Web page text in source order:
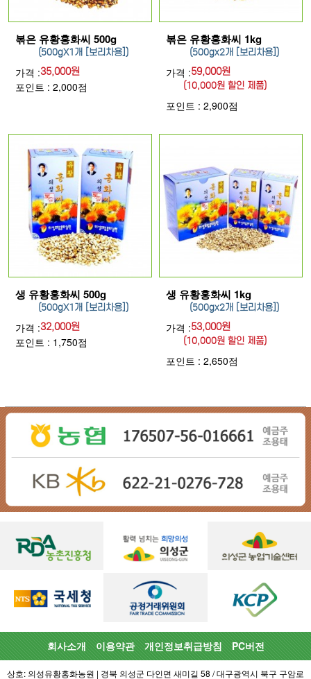
볶은 유황홍화씨 500g
(500gX1개 [보리차용])
가격 :35,000원
포인트 : 2,000점
볶은 유황홍화씨 1kg
(500gx2개 [보리차용])
가격 :59,000원
(10,000원 할인 제품)
포인트 : 2,900점
생 유황홍화씨 500g
(500gX1개 [보리차용])
가격 :32,000원
포인트 : 1,750점
생 유황홍화씨 1kg
(500gx2개 [보리차용])
가격 :53,000원
(10,000원 할인 제품)
포인트 : 2,650점
회사소개 이용약관 개인정보취급방침 PC버전
상호: 의성유황홍화농원 | 경북 의성군 다인면 새미길 58 / 대구광역시 북구 구암로